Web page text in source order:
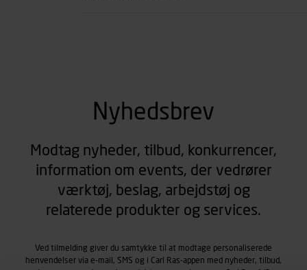
Nyhedsbrev
Modtag nyheder, tilbud, konkurrencer,
information om events, der vedrører
værktøj, beslag, arbejdstøj og
relaterede produkter og services.
Ved tilmelding giver du samtykke til at modtage personaliserede
henvendelser via e-mail, SMS og i Carl Ras-appen med nyheder, tilbud,